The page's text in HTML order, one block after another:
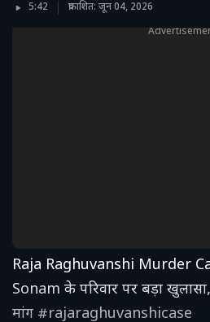
5:42 प्रकाशित: जून 04, 2026
Raja Raghuvanshi Murder
Sonam के परिवार पर बड़ा
मांग #rajaraghuvanshicase